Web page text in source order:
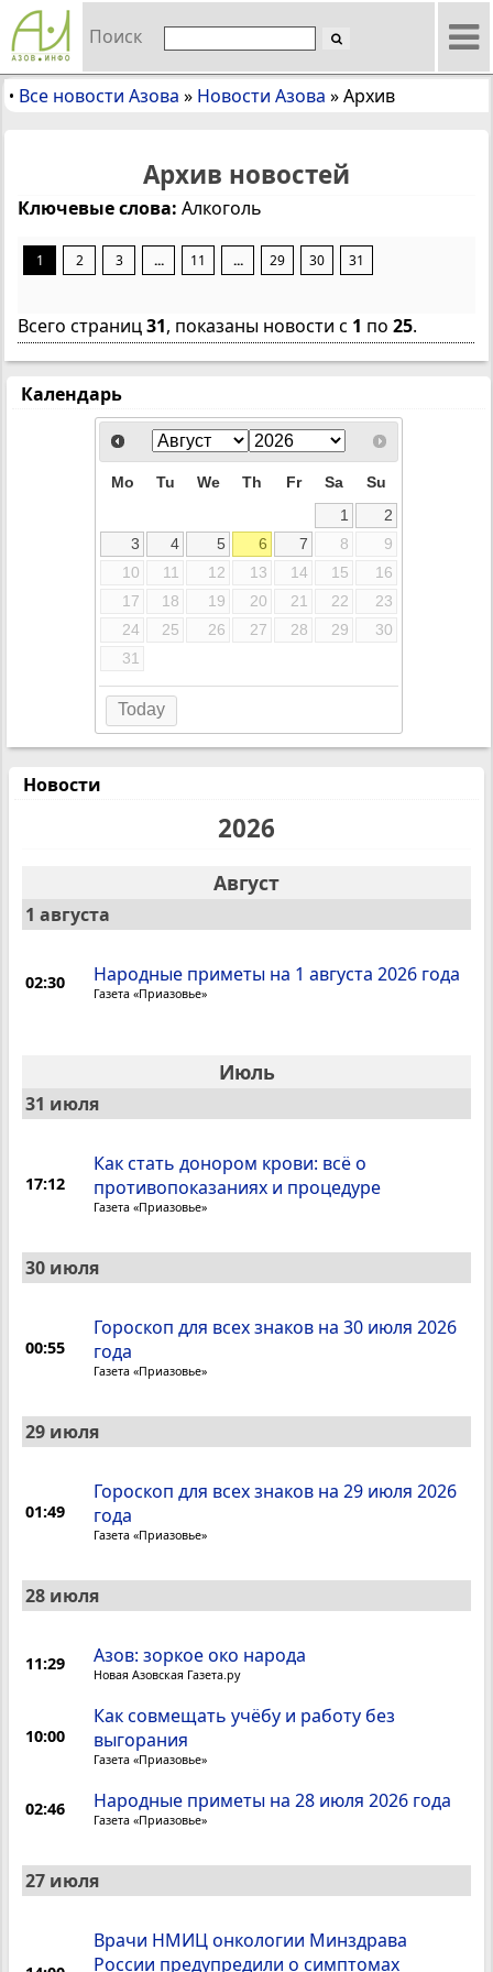
Поиск
• Все новости Азова » Новости Азова »Архив
Архив новостей
Ключевые слова: Алкоголь
1 2 3 ... 11 ... 29 30 31
Всего страниц31, показаны новости с 1 по 25.
Новости
2026
Август
1 августа
02:30 Народные приметы на 1 августа 2026 года
Газета «Приазовье»
Июль
31 июля
17:12
Как стать донором крови: всё о
противопоказаниях и процедуре
Газета «Приазовье»
30 июля
00:55
Гороскоп для всех знаков на 30 июля 2026
года
Газета «Приазовье»
29 июля
01:49
Гороскоп для всех знаков на 29 июля 2026
года
Газета «Приазовье»
28 июля
11:29 Азов: зоркое око народа
Новая Азовская Газета.ру
10:00
Как совмещать учёбу и работу без
выгорания
Газета «Приазовье»
02:46 Народные приметы на 28 июля 2026 года
Газета «Приазовье»
27 июля
Врачи НМИЦ онкологии Минздрава
России предупредили о симптомах
Календарь
Mo Tu We Th Fr Sa
Su
1
2
3
4 5 6 7 8
9
10
11 12 13 14 15
16
17
18 19 20 21 22
23
24
25 26 27 28 29
30
31
Today